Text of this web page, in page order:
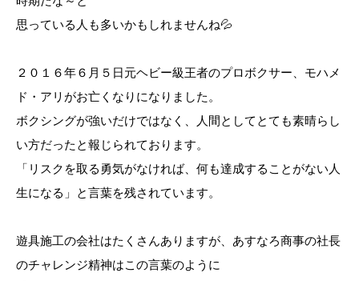
思っている人も多いかもしれませんね💦
２０１６年６月５日元ヘビー級王者のプロボクサー、モハメ
ド・アリがお亡くなりになりました。
ボクシングが強いだけではなく、人間としてとても素晴らし
い方だったと報じられております。
「リスクを取る勇気がなければ、何も達成することがない人
生になる」と言葉を残されています。
遊具施工の会社はたくさんありますが、あすなろ商事の社長
のチャレンジ精神はこの言葉のように